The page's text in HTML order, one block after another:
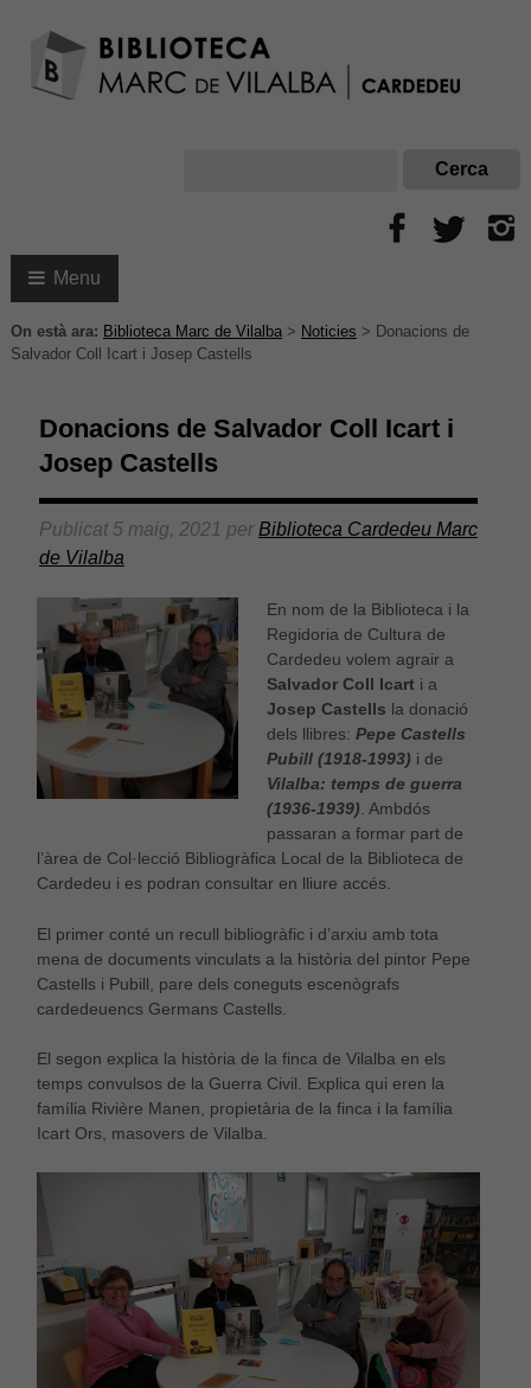
Menu
On està ara: Biblioteca Marc de Vilalba> Noticies > Donacions de
Salvador Coll Icart i Josep Castells
Donacions de Salvador Coll Icart i
Josep Castells
Publicat 5 maig, 2021 perBiblioteca Cardedeu Marc
de Vilalba
En nom de la Biblioteca i la
Regidoria de Cultura de
Cardedeu volem agrair a
Salvador Coll Icarti a
Josep Castells la donació
dels llibres: Pepe Castells
Pubill (1918-1993) i de
Vilalba: temps de guerra
(1936-1939) . Ambdós
passaran a formar part de
l’àrea de Col·lecció Bibliogràfica Local de la Biblioteca de
Cardedeu i es podran consultar en lliure accés.
El primer conté un recull bibliogràfic i d’arxiu amb tota
mena de documents vinculats a la història del pintor Pepe
Castells i Pubill, pare dels coneguts escenògrafs
cardedeuencs Germans Castells.
El segon explica la història de la finca de Vilalba en els
temps convulsos de la Guerra Civil. Explica qui eren la
família Rivière Manen, propietària de la finca i la família
Icart Ors, masovers de Vilalba.